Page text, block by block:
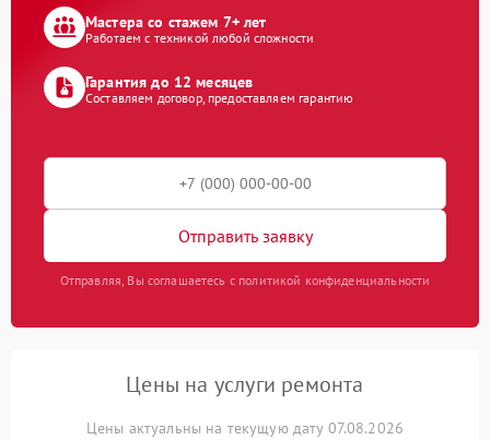
Мастера со стажем 7+ лет
Работаем с техникой любой сложности
Гарантия до 12 месяцев
Составляем договор, предоставляем гарантию
Отправить заявку
Отправляя, Вы соглашаетесь с политикой конфиденциальности
Цены на услуги ремонта
Цены актуальны на текущую дату 07.08.2026